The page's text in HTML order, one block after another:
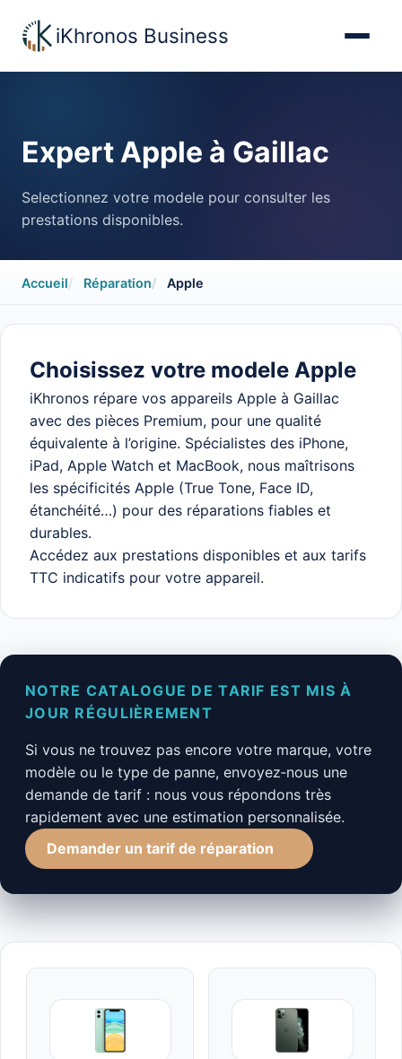
iKhronos Business
Accueil
Tarifs réparations
05 81 31 48 00
Gaillac (81)
Expert Apple à Gaillac
Selectionnez votre modele pour consulter les
prestations disponibles.
Accueil Réparation Apple
Choisissez votre modele Apple
iKhronos répare vos appareils Apple à Gaillac
avec des pièces Premium, pour une qualité
équivalente à l’origine. Spécialistes des iPhone,
iPad, Apple Watch et MacBook, nous maîtrisons
les spécificités Apple (True Tone, Face ID,
étanchéité…) pour des réparations fiables et
durables.
Accédez aux prestations disponibles et aux tarifs
TTC indicatifs pour votre appareil.
NOTRE CATALOGUE DE TARIF EST MIS À
JOUR RÉGULIÈREMENT
Si vous ne trouvez pas encore votre marque, votre
modèle ou le type de panne, envoyez‑nous une
demande de tarif : nous vous répondons très
rapidement avec une estimation personnalisée.
Demander un tarif de réparation